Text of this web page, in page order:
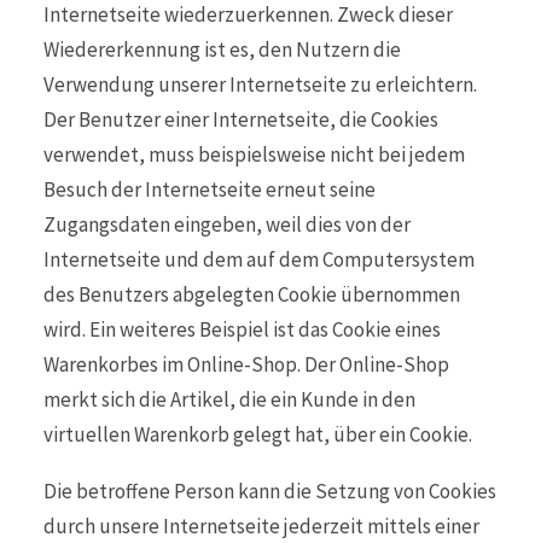
Internetseite wiederzuerkennen. Zweck dieser
Wiedererkennung ist es, den Nutzern die
Verwendung unserer Internetseite zu erleichtern.
Der Benutzer einer Internetseite, die Cookies
verwendet, muss beispielsweise nicht bei jedem
Besuch der Internetseite erneut seine
Zugangsdaten eingeben, weil dies von der
Internetseite und dem auf dem Computersystem
des Benutzers abgelegten Cookie übernommen
wird. Ein weiteres Beispiel ist das Cookie eines
Warenkorbes im Online-Shop. Der Online-Shop
merkt sich die Artikel, die ein Kunde in den
virtuellen Warenkorb gelegt hat, über ein Cookie.
Die betroffene Person kann die Setzung von Cookies
durch unsere Internetseite jederzeit mittels einer